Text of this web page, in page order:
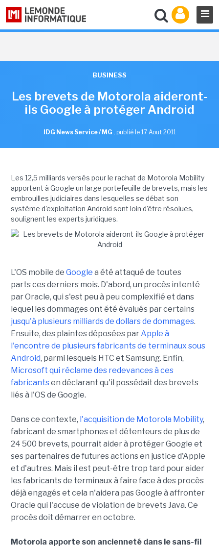
BUSINESS
Les brevets de Motorola aideront-
ils Google à protéger Android
IDG News Service / MG , publié le 17 Aout 2011
Les 12,5 milliards versés pour le rachat de Motorola Mobility
apportent à Google un large portefeuille de brevets, mais les
embrouilles judiciaires dans lesquelles se débat son
système d'exploitation Android sont loin d'être résolues,
soulignent les experts juridiques.
L'OS mobile de Google a été attaqué de toutes
parts ces derniers mois. D'abord, un procès intenté
par Oracle, qui s'est peu à peu complexifié et dans
lequel les dommages ont été évalués par certains
jusqu'à plusieurs milliards de dollars de dommages.
Ensuite, des plaintes déposées parApple à
l'encontre de plusieurs fabricants de terminaux sous
Android, parmi lesquels HTC et Samsung. Enfin,
Microsoft qui réclame des redevances à ces
fabricantsen déclarant qu'il possédait des brevets
liés à l'OS de Google.
Dans ce contexte, l'acquisition de Motorola Mobility,
fabricant de smartphones et détenteurs de plus de
24 500 brevets, pourrait aider à protéger Google et
ses partenaires de futures actions en justice d'Apple
et d'autres. Mais il est peut-être trop tard pour aider
les fabricants de terminaux à faire face à des procès
déjà engagés et cela n'aidera pas Google à affronter
Oracle qui l'accuse de violation de brevets Java. Ce
procès doit démarrer en octobre.
Motorola apporte son ancienneté dans le sans-fil